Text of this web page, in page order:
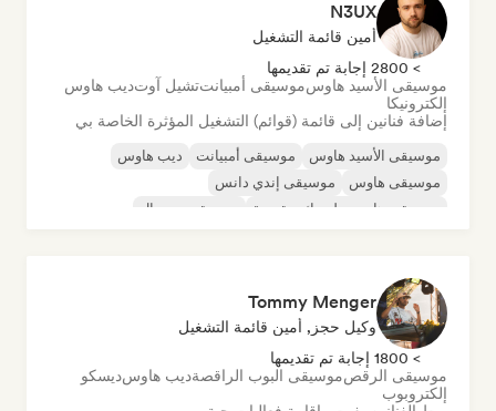
N3UX
أمين قائمة التشغيل
> 2800 إجابة تم تقديمها
موسيقى الأسيد هاوسموسيقى أمبيانتتشيل آوتديب هاوس
إلكترونيكا
إضافة فنانين إلى قائمة (قوائم) التشغيل المؤثرة الخاصة بي
موسيقى الأسيد هاوس موسيقى أمبيانت
ديب هاوس
موسيقى هاوس
موسيقى إندي دانس
موسيقى هاوس ملوديك وتقدمية
موسيقى مينيمال
Tommy Menger
وكيل حجز, أمين قائمة التشغيل
> 1800 إجابة تم تقديمها
موسيقى الرقصموسيقى البوب الراقصةديب هاوسديسكو
إلكتروبوب